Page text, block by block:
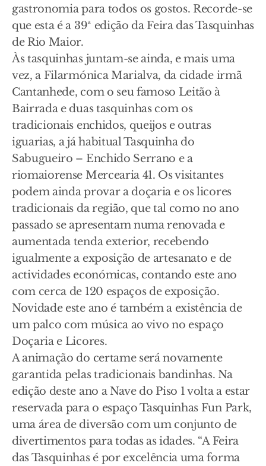
gastronomia para todos os gostos. Recorde-se
que esta é a 39ª edição da Feira das Tasquinhas
de Rio Maior.
Às tasquinhas juntam-se ainda, e mais uma
vez, a Filarmónica Marialva, da cidade irmã
Cantanhede, com o seu famoso Leitão à
Bairrada e duas tasquinhas com os
tradicionais enchidos, queijos e outras
iguarias, a já habitual Tasquinha do
Sabugueiro – Enchido Serrano e a
riomaiorense Mercearia 41. Os visitantes
podem ainda provar a doçaria e os licores
tradicionais da região, que tal como no ano
passado se apresentam numa renovada e
aumentada tenda exterior, recebendo
igualmente a exposição de artesanato e de
actividades económicas, contando este ano
com cerca de 120 espaços de exposição.
Novidade este ano é também a existência de
um palco com música ao vivo no espaço
Doçaria e Licores.
A animação do certame será novamente
garantida pelas tradicionais bandinhas. Na
edição deste ano a Nave do Piso 1 volta a estar
reservada para o espaço Tasquinhas Fun Park,
uma área de diversão com um conjunto de
divertimentos para todas as idades. “A Feira
das Tasquinhas é por excelência uma forma